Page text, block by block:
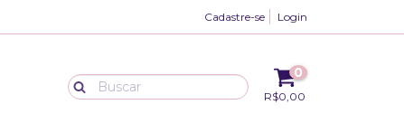
Cadastre-se Login
0
R$0,00